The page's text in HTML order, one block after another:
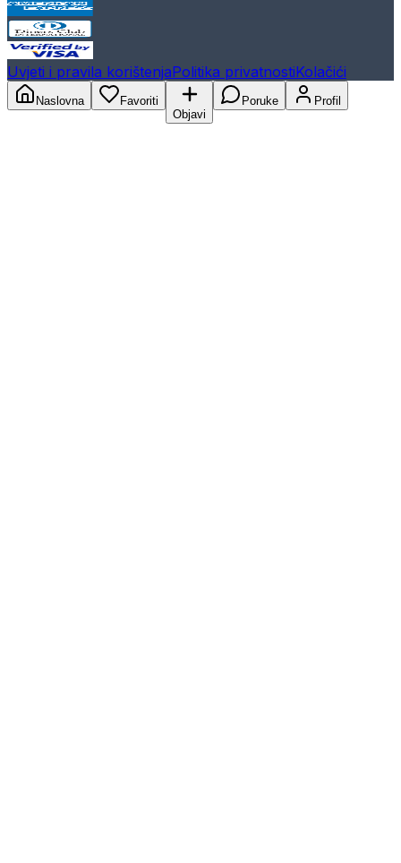
Uvjeti i pravila korištenjaPolitika privatnostiKolačići
Naslovna
Favoriti
Objavi
Poruke Profil